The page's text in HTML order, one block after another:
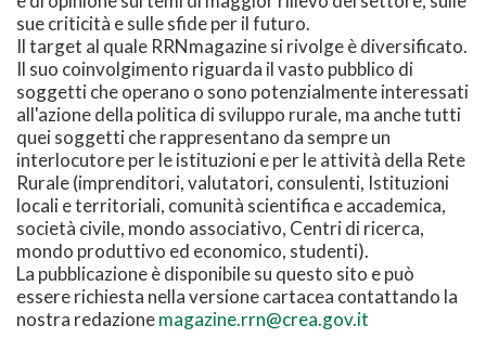
sue criticità e sulle sfide per il futuro.
Il target al quale RRNmagazine si rivolge è diversificato.
Il suo coinvolgimento riguarda il vasto pubblico di
soggetti che operano o sono potenzialmente interessati
all'azione della politica di sviluppo rurale, ma anche tutti
quei soggetti che rappresentano da sempre un
interlocutore per le istituzioni e per le attività della Rete
Rurale (imprenditori, valutatori, consulenti, Istituzioni
locali e territoriali, comunità scientifica e accademica,
società civile, mondo associativo, Centri di ricerca,
mondo produttivo ed economico, studenti).
La pubblicazione è disponibile su questo sito e può
essere richiesta nella versione cartacea contattando la
nostra redazionemagazine.rrn@crea.gov.it